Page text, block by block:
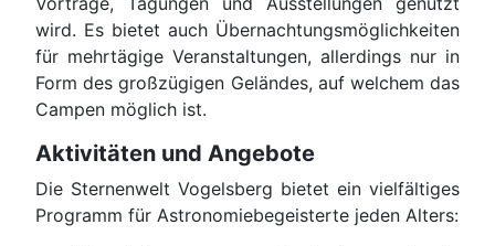
wird. Es bietet auch Übernachtungsmöglichkeiten
für mehrtägige Veranstaltungen, allerdings nur in
Form des großzügigen Geländes, auf welchem das
Campen möglich ist.
Aktivitäten und Angebote
Die Sternenwelt Vogelsberg bietet ein vielfältiges
Programm für Astronomiebegeisterte jeden Alters: